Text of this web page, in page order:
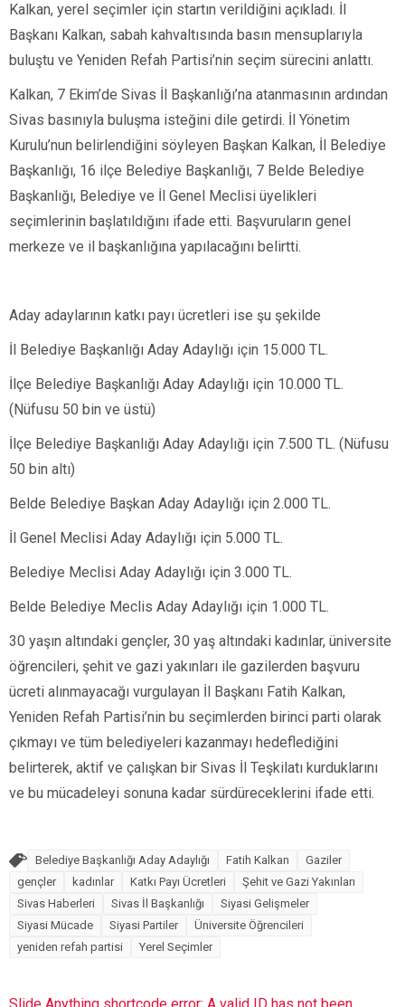
Kalkan, yerel seçimler için startın verildiğini açıkladı. İl
Başkanı Kalkan, sabah kahvaltısında basın mensuplarıyla
buluştu ve Yeniden Refah Partisi’nin seçim sürecini anlattı.
Kalkan, 7 Ekim’de Sivas İl Başkanlığı’na atanmasının ardından
Sivas basınıyla buluşma isteğini dile getirdi. İl Yönetim
Kurulu’nun belirlendiğini söyleyen Başkan Kalkan, İl Belediye
Başkanlığı, 16 ilçe Belediye Başkanlığı, 7 Belde Belediye
Başkanlığı, Belediye ve İl Genel Meclisi üyelikleri
seçimlerinin başlatıldığını ifade etti. Başvuruların genel
merkeze ve il başkanlığına yapılacağını belirtti.
Aday adaylarının katkı payı ücretleri ise şu şekilde
İl Belediye Başkanlığı Aday Adaylığı için 15.000 TL.
İlçe Belediye Başkanlığı Aday Adaylığı için 10.000 TL.
(Nüfusu 50 bin ve üstü)
İlçe Belediye Başkanlığı Aday Adaylığı için 7.500 TL. (Nüfusu
50 bin altı)
Belde Belediye Başkan Aday Adaylığı için 2.000 TL.
İl Genel Meclisi Aday Adaylığı için 5.000 TL.
Belediye Meclisi Aday Adaylığı için 3.000 TL.
Belde Belediye Meclis Aday Adaylığı için 1.000 TL.
30 yaşın altındaki gençler, 30 yaş altındaki kadınlar, üniversite
öğrencileri, şehit ve gazi yakınları ile gazilerden başvuru
ücreti alınmayacağı vurgulayan İl Başkanı Fatih Kalkan,
Yeniden Refah Partisi’nin bu seçimlerden birinci parti olarak
çıkmayı ve tüm belediyeleri kazanmayı hedeflediğini
belirterek, aktif ve çalışkan bir Sivas İl Teşkilatı kurduklarını
ve bu mücadeleyi sonuna kadar sürdüreceklerini ifade etti.
Belediye Başkanlığı Aday Adaylığı Fatih Kalkan
Gaziler
gençler
kadınlar Katkı Payı Ücretleri
Şehit ve Gazi Yakınları
Sivas Haberleri
Sivas İl Başkanlığı
Siyasi Gelişmeler
Siyasi Mücade
Siyasi Partiler
Üniversite Öğrencileri
yeniden refah partisi
Yerel Seçimler